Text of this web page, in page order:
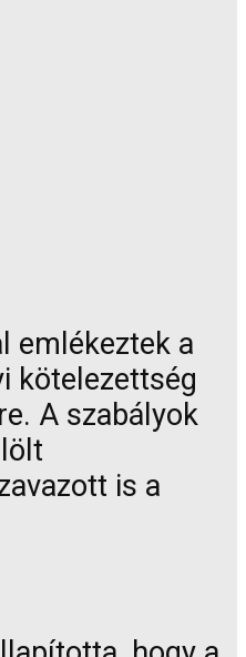
emlékeztek a
kötelezettség
A szabályok
is a